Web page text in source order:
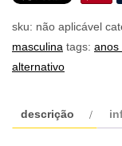
sku: não aplicável
masculina tags: anos
alternativo
descrição